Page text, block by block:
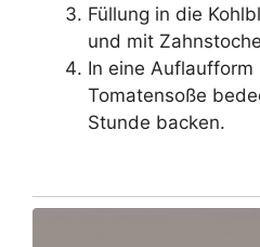
Füllung in die
und mit
In eine Auflaufform
Tomatensoße
Stunde backen.